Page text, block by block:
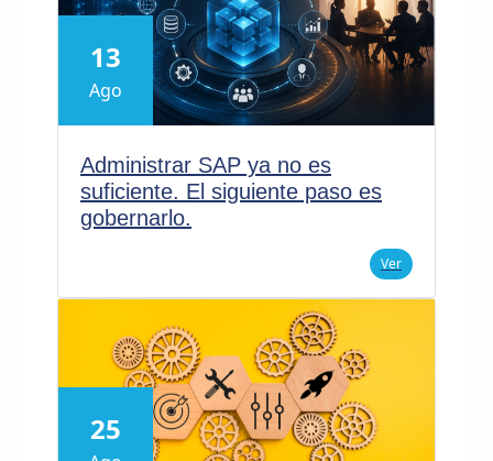
13
Ago
Administrar SAP ya no es
suficiente. El siguiente paso es
gobernarlo.
Ver
25